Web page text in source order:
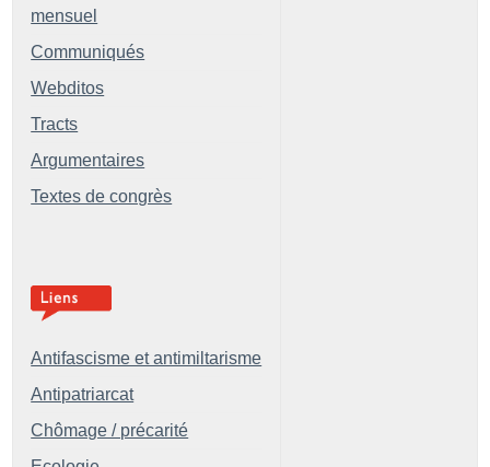
mensuel
Communiqués
Webditos
Tracts
Argumentaires
Textes de congrès
Antifascisme et antimiltarisme
Antipatriarcat
Chômage / précarité